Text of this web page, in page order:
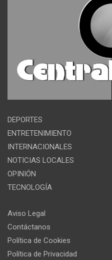
DEPORTES
ENTRETENIMIENTO
INTERNACIONALES
NOTICIAS LOCALES
OPINIÓN
TECNOLOGÍA
Aviso Legal
Contáctanos
Política de Cookies
Política de Privacidad